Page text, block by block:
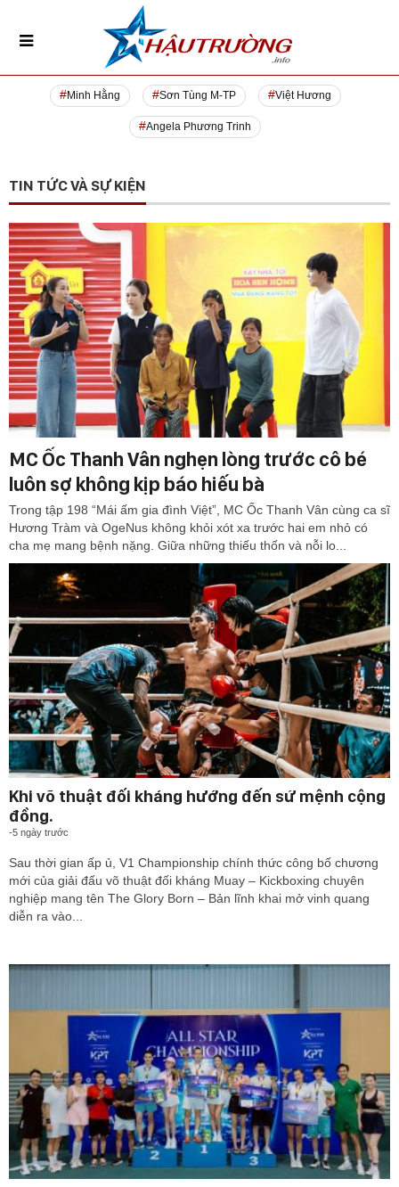
Minh Hằng Sơn Tùng M-TP Việt Hương
Angela Phương Trinh
TIN TỨC VÀ SỰ KIỆN
MC Ốc Thanh Vân nghẹn lòng trước cô bé
luôn sợ không kịp báo hiếu bà
Trong tập 198 “Mái ấm gia đình Việt”, MC Ốc Thanh Vân cùng ca sĩ
Hương Tràm và OgeNus không khỏi xót xa trước hai em nhỏ có
cha mẹ mang bệnh nặng. Giữa những thiếu thốn và nỗi lo...
Khi võ thuật đối kháng hướng đến sứ mệnh cộng
đồng.
-5 ngày trước
Sau thời gian ấp ủ, V1 Championship chính thức công bố chương
mới của giải đấu võ thuật đối kháng Muay – Kickboxing chuyên
nghiệp mang tên The Glory Born – Bản lĩnh khai mở vinh quang
diễn ra vào...